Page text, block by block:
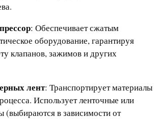
: Обеспечивает сжатым
оборудование, гарантируя
клапанов, зажимов и других
лент: Транспортирует материалы
Использует ленточные или
(выбираются в зависимости от